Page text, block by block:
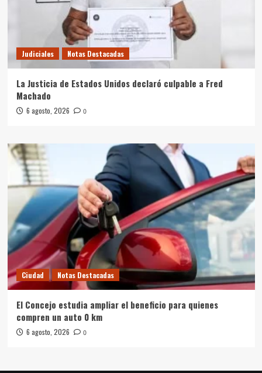
Judiciales Notas Destacadas
La Justicia de Estados Unidos declaró culpable a Fred
Machado
6 agosto, 2026 0
Ciudad Notas Destacadas
El Concejo estudia ampliar el beneficio para quienes
compren un auto 0 km
6 agosto, 2026 0